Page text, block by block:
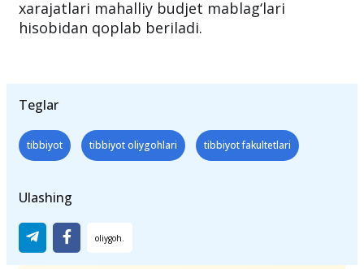
xarajatlari mahalliy budjet mablag‘lari
hisobidan qoplab beriladi.
Teglar
tibbiyot tibbiyot oliygohlari tibbiyot fakultetlari
Ulashing